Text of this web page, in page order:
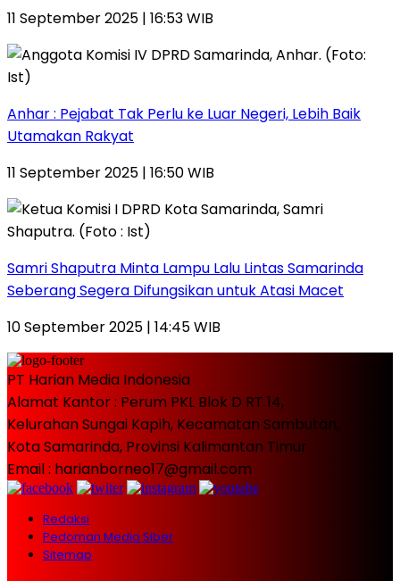
11 September 2025 | 16:53 WIB
Anhar : Pejabat Tak Perlu ke Luar Negeri, Lebih Baik
Utamakan Rakyat
11 September 2025 | 16:50 WIB
Samri Shaputra Minta Lampu Lalu Lintas Samarinda
Seberang Segera Difungsikan untuk Atasi Macet
10 September 2025 | 14:45 WIB
PT Harian Media Indonesia
Alamat Kantor : Perum PKL Blok D RT 14,
Kelurahan Sungai Kapih, Kecamatan Sambutan,
Kota Samarinda, Provinsi Kalimantan Timur
Email : harianborneo17@gmail.com
Redaksi
Pedoman Media Siber
Sitemap